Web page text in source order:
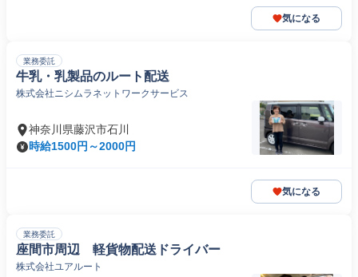
気になる
業務委託
牛乳・乳製品のルート配送
株式会社ニシムラネットワークサービス
神奈川県藤沢市石川
時給1500円～2000円
気になる
業務委託
座間市周辺 軽貨物配送ドライバー
株式会社ユアルート